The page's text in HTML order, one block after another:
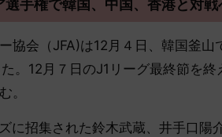
選手権で韓国、中国、香港と対戦
協会（JFA)は12月４日、韓国釜山
。12月７日のJ1リーグ最終節を
。
に招集された鈴木武蔵、井手口陽